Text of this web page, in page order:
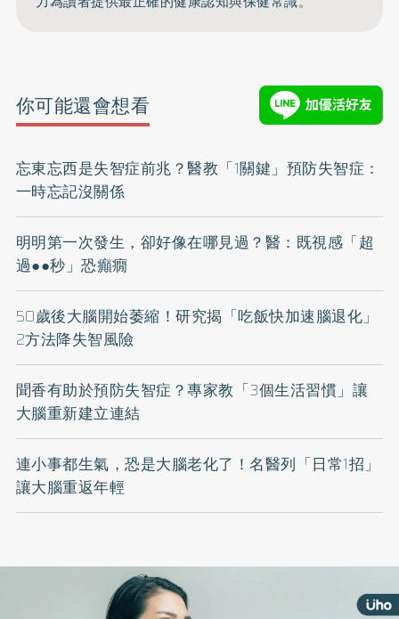
你可能還會想看
忘東忘西是失智症前兆？醫教「1關鍵」預防失智症：
一時忘記沒關係
明明第一次發生，卻好像在哪見過？醫：既視感「超
過●●秒」恐癲癇
50歲後大腦開始萎縮！研究揭「吃飯快加速腦退化」
2方法降失智風險
聞香有助於預防失智症？專家教「3個生活習慣」讓
大腦重新建立連結
連小事都生氣，恐是大腦老化了！名醫列「日常1招」
讓大腦重返年輕